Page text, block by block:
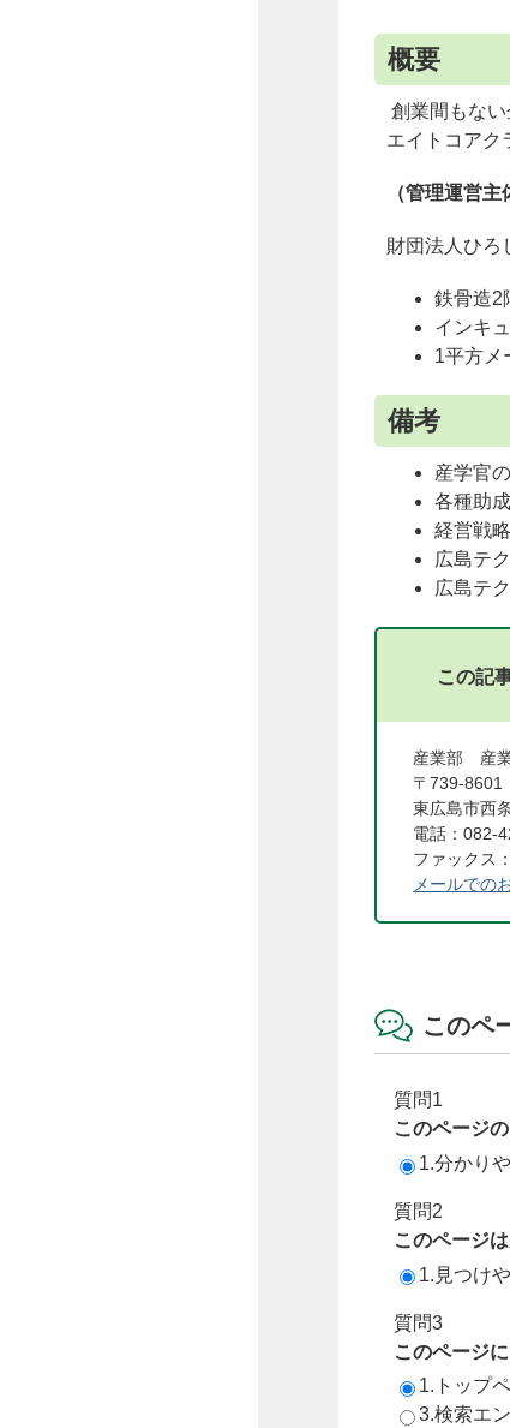
概要
創業間もな
エイトコアク
（管理運営主
財団法人ひろ
鉄骨造2
インキ
1平方メ
備考
産学官
各種助
経営戦
広島テ
広島テ
この記
産業部 産
〒739-8601
東広島市西
電話：082-
ファックス
メールでの
このペ
質問1
このページ
1.分かり
質問2
このページ
1.見つけ
質問3
このページ
1.トップ
3.検索エ